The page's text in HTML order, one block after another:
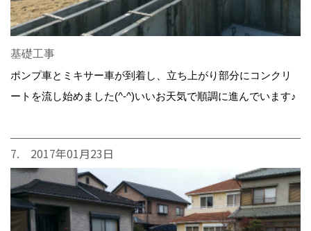
基礎工事
ポンプ車とミキサー車が到着し、立ち上がり部分にコンクリ
ートを流し始めました(^-^)いいお天気で順調に進んでいます♪
7. 2017年01月23日